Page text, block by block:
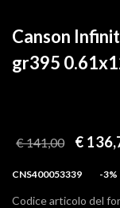
Canson
gr395
€ 141,00 €
CNS400053339 -3%
Codice articolo del